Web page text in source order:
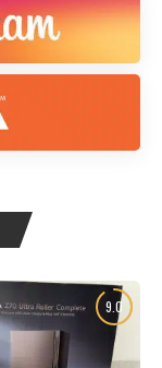
9.0